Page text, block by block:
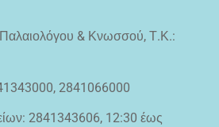
& Κνωσσού, Τ.Κ.:
2841066000
2841343606, 12:30 έως